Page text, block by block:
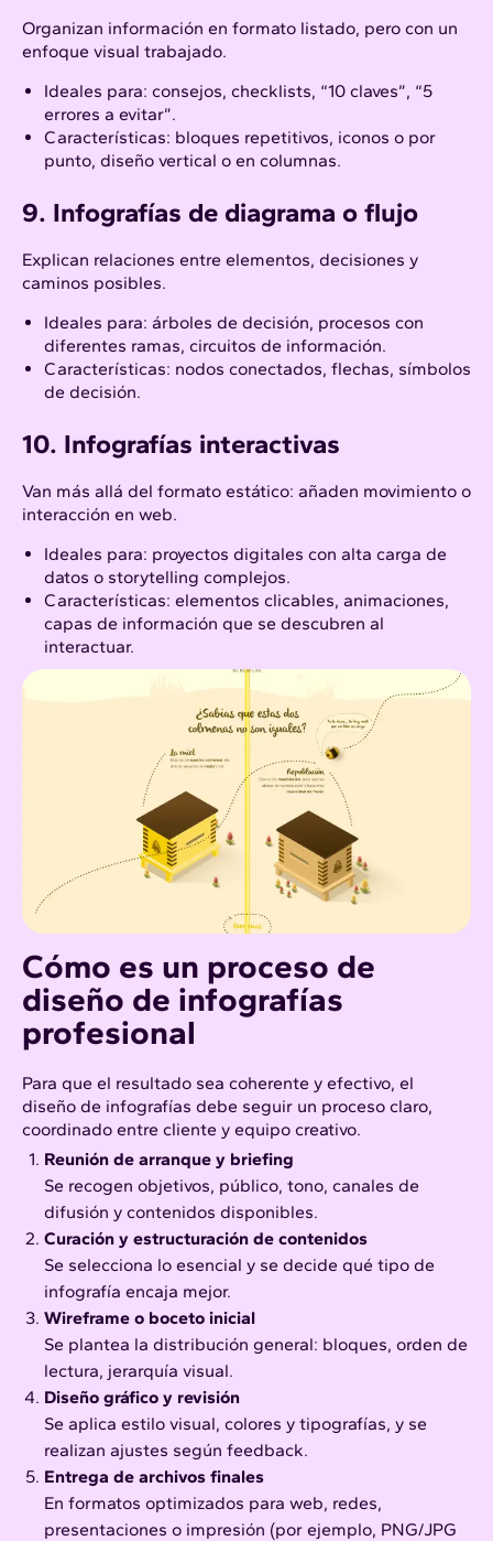
Organizan información en formato listado, pero con un
enfoque visual trabajado.​
Ideales para: consejos, checklists, “10 claves”, “5
errores a evitar”.​​
Características: bloques repetitivos, iconos o por
punto, diseño vertical o en columnas.
9. Infografías de diagrama o flujo
Explican relaciones entre elementos, decisiones y
caminos posibles.​
Ideales para: árboles de decisión, procesos con
diferentes ramas, circuitos de información.​
Características: nodos conectados, flechas, símbolos
de decisión.
10. Infografías interactivas
Van más allá del formato estático: añaden movimiento o
interacción en web.
Ideales para: proyectos digitales con alta carga de
datos o storytelling complejos.
Características: elementos clicables, animaciones,
capas de información que se descubren al
interactuar.​
Cómo es un proceso de
diseño de infografías
profesional
Para que el resultado sea coherente y efectivo, el
diseño de infografías debe seguir un proceso claro,
coordinado entre cliente y equipo creativo.
Reunión de arranque y briefing
Se recogen objetivos, público, tono, canales de
difusión y contenidos disponibles.
Curación y estructuración de contenidos
Se selecciona lo esencial y se decide qué tipo de
infografía encaja mejor.
Wireframe o boceto inicial
Se plantea la distribución general: bloques, orden de
lectura, jerarquía visual.
Diseño gráfico y revisión
Se aplica estilo visual, colores y tipografías, y se
realizan ajustes según feedback.
Entrega de archivos finales
En formatos optimizados para web, redes,
presentaciones o impresión (por ejemplo, PNG/JPG